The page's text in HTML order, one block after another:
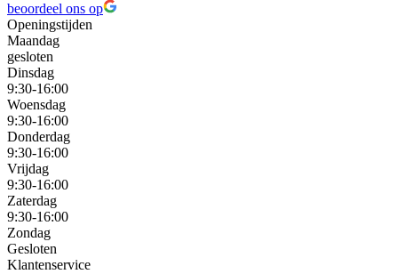
beoordeel ons op
Openingstijden
Maandag
gesloten
Dinsdag
9:30-16:00
Woensdag
9:30-16:00
Donderdag
9:30-16:00
Vrijdag
9:30-16:00
Zaterdag
9:30-16:00
Zondag
Gesloten
Klantenservice